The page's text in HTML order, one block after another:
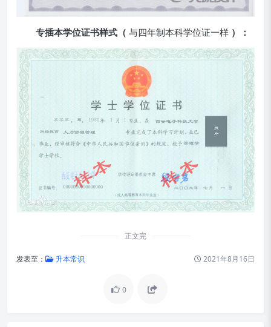
专插本学位证书样式（ 与四年制本科学位证一样 ）：
正文完
发表至： 升本常识 2021年8月16日
0